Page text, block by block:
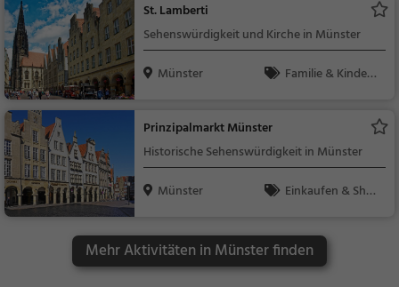
St. Lamberti
Sehenswürdigkeit und Kirche in Münster
Münster
Familie & Kinder,
Prinzipalmarkt Münster
Historische Sehenswürdigkeit in Münster
Münster
Einkaufen & Shop
würdigkeit
Mehr Aktivitäten in Münster finden